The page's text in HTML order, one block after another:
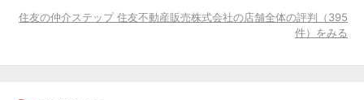
住友の仲介ステップ 住友不動産販売株式会社の店舗全体の評判（395
件）をみる